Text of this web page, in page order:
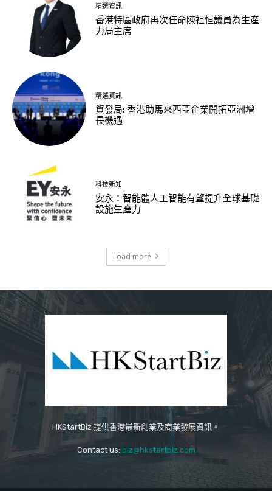
精選資訊
香港特區政府再次任命陳祖恒議員為生產
力局主席
精選資訊
貿發局: 香港助馬來西亞企業開拓亞洲增
長機遇
科技新知
安永：智能體人工智能有望提升全球基礎
設施生產力
Load more
HKStartBiz 提供香港最新創業及商業發展資訊。
Contact us: biz@hkstartbiz.com